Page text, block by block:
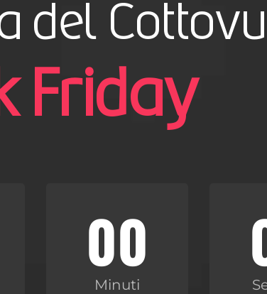
del
Friday
00
Minuti